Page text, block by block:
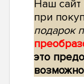
Наш сайт
при
подарок
это